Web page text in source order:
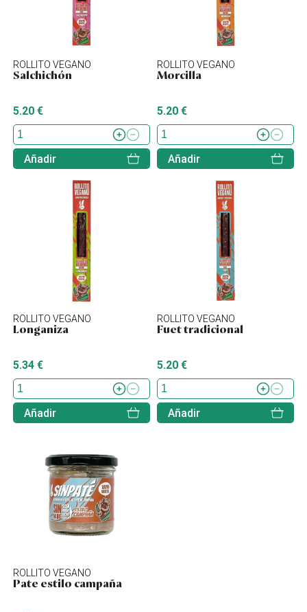
ROLLITO VEGANO
Salchichón
5.20 €
Añadir
ROLLITO VEGANO
Morcilla
5.20 €
Añadir
ROLLITO VEGANO
Longaniza
5.34 €
Añadir
ROLLITO VEGANO
Fuet tradicional
5.20 €
Añadir
ROLLITO VEGANO
Pate estilo campaña